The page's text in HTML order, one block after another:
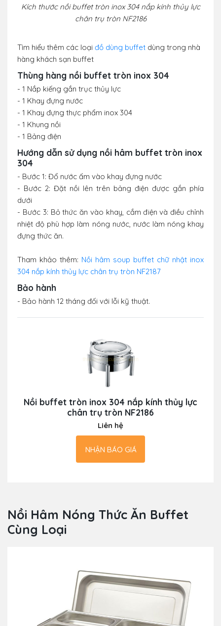
Kích thước nồi buffet tròn inox 304 nắp kính thủy lực
chân trụ tròn NF2186
Tìm hiểu thêm các loại đồ dùng buffet dùng trong nhà
hàng khách sạn buffet
Thùng hàng nồi buffet tròn inox 304
- 1 Nắp kiếng gắn trục thủy lực
- 1 Khay đựng nước
- 1 Khay đựng thực phẩm inox 304
- 1 Khung nồi
- 1 Bảng điện
Hướng dẫn sử dụng nồi hâm buffet tròn inox
304
- Bước 1: Đổ nước ấm vào khay đựng nước
- Bước 2: Đặt nồi lên trên bảng điện được gắn phía
dưới
- Bước 3: Bỏ thức ăn vào khay, cắm điện và điều chỉnh
nhiệt độ phù hợp làm nóng nước, nước làm nóng khay
đựng thức ăn.
Tham khảo thêm: Nồi hâm soup buffet chữ nhật inox
304 nắp kính thủy lực chân trụ tròn NF2187
Bảo hành
- Bảo hành 12 tháng đối với lỗi kỹ thuật.
Nồi buffet tròn inox 304 nắp kính thủy lực
chân trụ tròn NF2186
Liên hệ
NHẬN BÁO GIÁ
Nồi Hâm Nóng Thức Ăn Buffet
Cùng Loại